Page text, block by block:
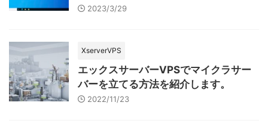
2023/3/29
XserverVPS
エックスサーバーVPSでマイクラサー
バーを立てる方法を紹介します。
2022/11/23